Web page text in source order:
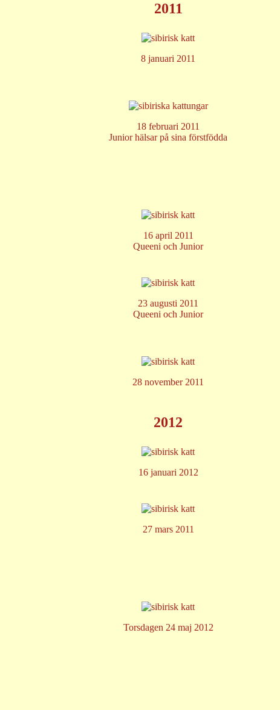
2011
8 januari 2011
18 februari 2011
Junior hälsar på sina förstfödda
16 april 2011
Queeni och Junior
23 augusti 2011
Queeni och Junior
28 november 2011
2012
16 januari 2012
27 mars 2011
Torsdagen 24 maj 2012